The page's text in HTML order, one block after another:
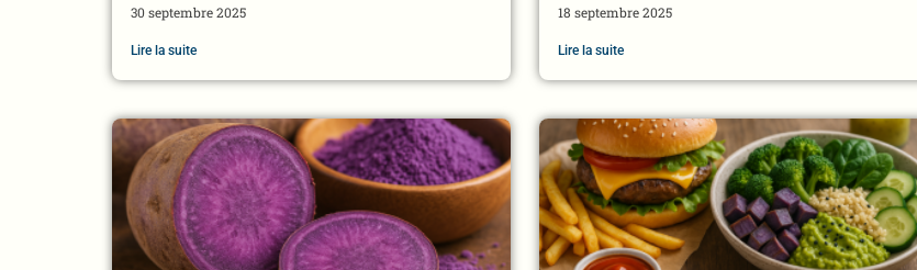
30 septembre 2025
Lire la suite
18 septembre 2025
Lire la suite